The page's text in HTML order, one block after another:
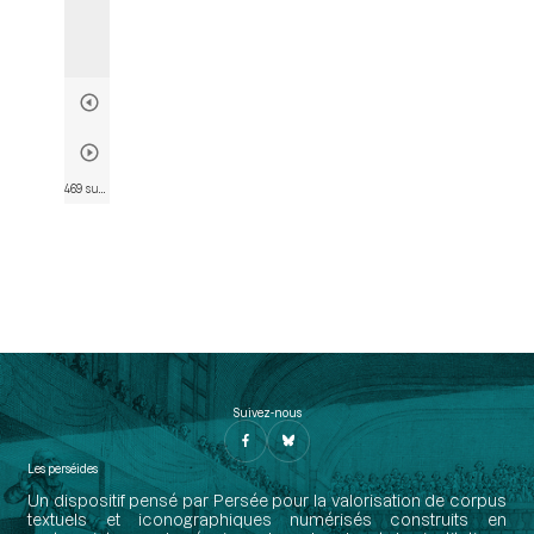
Suivez-nous
Les perséides
Un dispositif pensé par Persée pour la valorisation de corpus
textuels et iconographiques numérisés construits en